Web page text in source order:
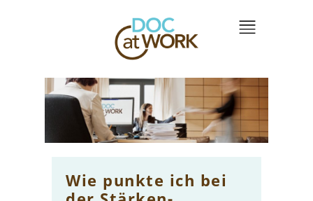
Wie punkte ich bei